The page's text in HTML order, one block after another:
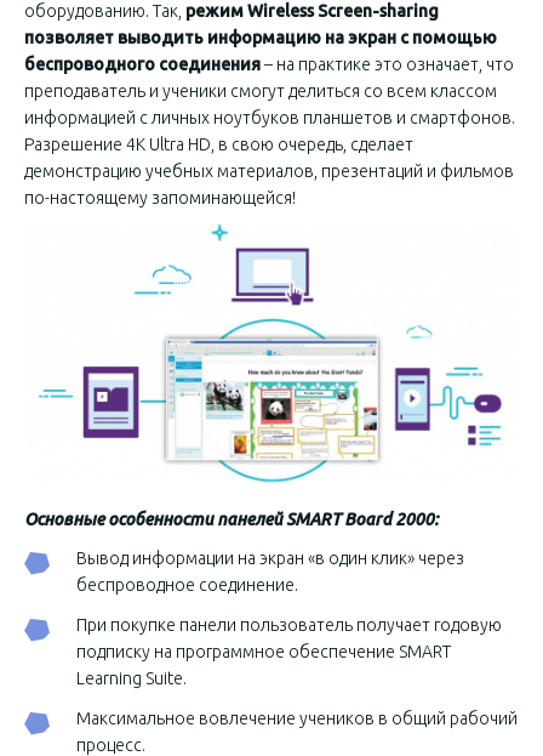
оборудованию. Так, режим Wireless Screen-sharing
позволяет выводить информацию на экран с помощью
беспроводного соединения– на практике это означает, что
преподаватель и ученики смогут делиться со всем классом
информацией с личных ноутбуков планшетов и смартфонов.
Разрешение 4К Ultra HD, в свою очередь, сделает
демонстрацию учебных материалов, презентаций и фильмов
по-настоящему запоминающейся!
Основные особенности панелей SMART Board 2000:
Вывод информации на экран «в один клик» через
беспроводное соединение.
При покупке панели пользователь получает годовую
подписку на программное обеспечение SMART
Learning Suite.
Максимальное вовлечение учеников в общий рабочий
процесс.